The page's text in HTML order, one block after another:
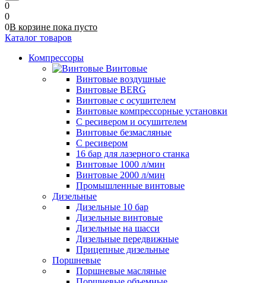
0
0
0В корзине пока пусто
Каталог товаров
Компрессоры
Винтовые
Винтовые воздушные
Винтовые BERG
Винтовые с осушителем
Винтовые компрессорные установки
C ресивером и осушителем
Винтовые безмасляные
C ресивером
16 бар для лазерного станка
Винтовые 1000 л/мин
Винтовые 2000 л/мин
Промышленные винтовые
Дизельные
Дизельные 10 бар
Дизельные винтовые
Дизельные на шасси
Дизельные передвижные
Прицепные дизельные
Поршневые
Поршневые масляные